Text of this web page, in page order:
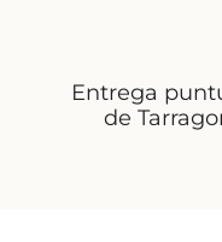
Entrega
de